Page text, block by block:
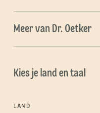
Meer van Dr. Oetker
Kies je land en taal
LAND